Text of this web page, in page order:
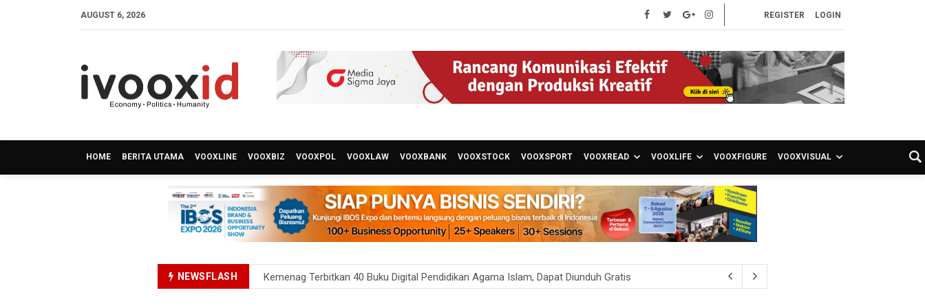
AUGUST 6, 2026 REGISTER LOGIN
HOME BERITA UTAMA VOOXLINE VOOXBIZ VOOXPOL VOOXLAW VOOXBANK VOOXSTOCK VOOXSPORT VOOXREAD VOOXLIFE VOOXFIGURE VOOXVISUAL
NEWSFLASH
Kemenag Terbitkan 40 Buku Digital Pendidikan Agama Islam, Dapat Diunduh Gratis